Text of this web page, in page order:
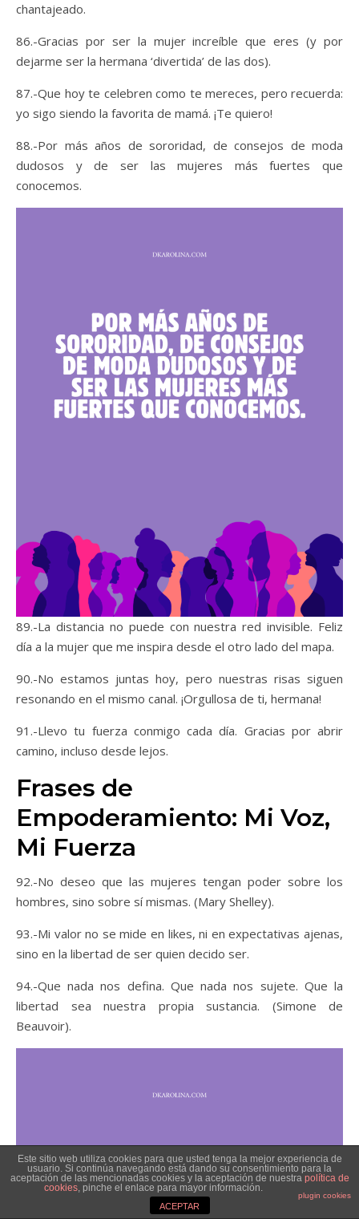
chantajeado.
86.-Gracias por ser la mujer increíble que eres (y por
dejarme ser la hermana ‘divertida’ de las dos).
87.-Que hoy te celebren como te mereces, pero recuerda:
yo sigo siendo la favorita de mamá. ¡Te quiero!
88.-Por más años de sororidad, de consejos de moda
dudosos y de ser las mujeres más fuertes que
conocemos.
89.-La distancia no puede con nuestra red invisible. Feliz
día a la mujer que me inspira desde el otro lado del mapa.
90.-No estamos juntas hoy, pero nuestras risas siguen
resonando en el mismo canal. ¡Orgullosa de ti, hermana!
91.-Llevo tu fuerza conmigo cada día. Gracias por abrir
camino, incluso desde lejos.
Frases de
Empoderamiento: Mi Voz,
Mi Fuerza
92.-No deseo que las mujeres tengan poder sobre los
hombres, sino sobre sí mismas. (Mary Shelley).
93.-Mi valor no se mide en likes, ni en expectativas ajenas,
sino en la libertad de ser quien decido ser.
94.-Que nada nos defina. Que nada nos sujete. Que la
libertad sea nuestra propia sustancia. (Simone de
Beauvoir).
Este sitio web utiliza cookies para que usted tenga la mejor experiencia de
usuario. Si continúa navegando está dando su consentimiento para la
aceptación de las mencionadas cookies y la aceptación de nuestra política de
cookies, pinche el enlace para mayor información.
plugin cookies
ACEPTAR